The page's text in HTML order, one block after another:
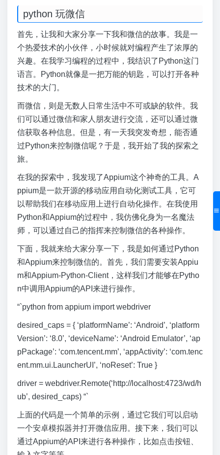
python 玩微信
首先，让我和大家分享一下我和微信的故事。我是一
个热爱技术的小伙伴，小时候就对编程产生了浓厚的
兴趣。在我学习编程的过程中，我结识了Python这门
语言。Python就像是一把万能的钥匙，可以打开各种
技术的大门。
而微信，则是无数人日常生活中不可或缺的软件。我
们可以通过微信和家人朋友进行交流，还可以通过微
信获取各种信息。但是，有一天我突发奇想，能否通
过Python来控制微信呢？于是，我开始了我的探索之
旅。
在我的探索中，我发现了Appium这个神奇的工具。A
ppium是一款开源的移动应用自动化测试工具，它可
以帮助我们在移动应用上进行自动化操作。在我使用
Python和Appium的过程中，我仿佛化身为一名魔法
师，可以通过自己的指挥来控制微信的各种操作。
下面，我就来给大家分享一下，我是如何通过Python
和Appium来控制微信的。首先，我们需要安装Appiu
m和Appium-Python-Client，这样我们才能够在Pytho
n中调用Appium的API来进行操作。
“`python from appium import webdriver
desired_caps = { ‘platformName’: ‘Android’, ‘platform
Version’: ‘8.0’, ‘deviceName’: ‘Android Emulator’, ‘ap
pPackage’: ‘com.tencent.mm’, ‘appActivity’: ‘com.tenc
ent.mm.ui.LauncherUI’, ‘noReset’: True }
driver = webdriver.Remote(‘http://localhost:4723/wd/h
ub’, desired_caps) “`
上面的代码是一个简单的示例，通过它我们可以启动
一个安卓模拟器并打开微信应用。接下来，我们可以
通过Appium的API来进行各种操作，比如点击按钮、